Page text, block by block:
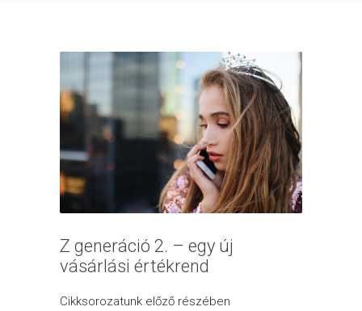
Z generáció 2. – egy új
vásárlási értékrend
Cikksorozatunk előző részében